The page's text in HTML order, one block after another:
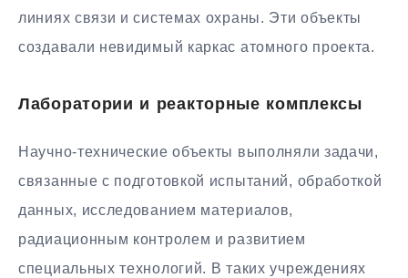
линиях связи и системах охраны. Эти объекты
создавали невидимый каркас атомного проекта.
Лаборатории и реакторные комплексы
Научно-технические объекты выполняли задачи,
связанные с подготовкой испытаний, обработкой
данных, исследованием материалов,
радиационным контролем и развитием
специальных технологий. В таких учреждениях